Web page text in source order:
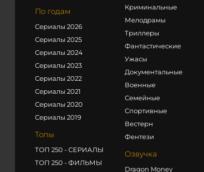
По годам
Сериалы 2026
Сериалы 2025
Сериалы 2024
Сериалы 2023
Сериалы 2022
Сериалы 2021
Сериалы 2020
Сериалы 2019
Топы
ТОП 250 - СЕРИАЛЫ
ТОП 250 - ФИЛЬМЫ
Криминальные
Мелодрамы
Триллеры
Фантастические
Ужасы
Документальные
Военные
Семейные
Спортивные
Вестерн
Фентези
Озвучка
Dragon Money